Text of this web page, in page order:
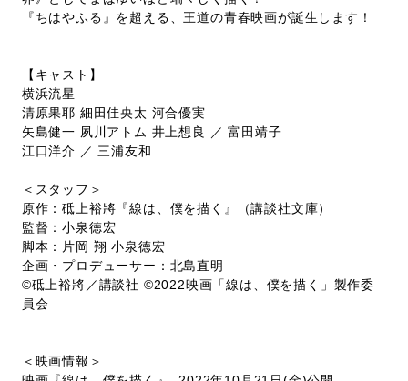
『ちはやふる』を超える、王道の青春映画が誕生します！
【キャスト】
横浜流星
清原果耶 細田佳央太 河合優実
矢島健一 夙川アトム 井上想良 ／ 富田靖子
江口洋介 ／ 三浦友和
＜スタッフ＞
原作：砥上裕將『線は、僕を描く』（講談社文庫）
監督：小泉徳宏
脚本：片岡 翔 小泉徳宏
企画・プロデューサー：北島直明
©砥上裕將／講談社 ©2022映画「線は、僕を描く」製作委
員会
＜映画情報＞